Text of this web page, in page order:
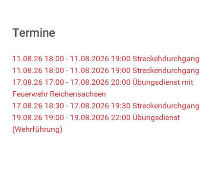
Termine
11.08.26 18:00 - 11.08.2026 19:00 Streckehdurchgang
11.08.26 18:00 - 11.08.2026 19:00 Streckendurchgang
17.08.26 17:00 - 17.08.2026 20:00 Übungsdienst mit
Feuerwehr Reichensachsen
17.08.26 18:30 - 17.08.2026 19:30 Streckendurchgang
19.08.26 19:00 - 19.08.2026 22:00 Übungsdienst
(Wehrführung)